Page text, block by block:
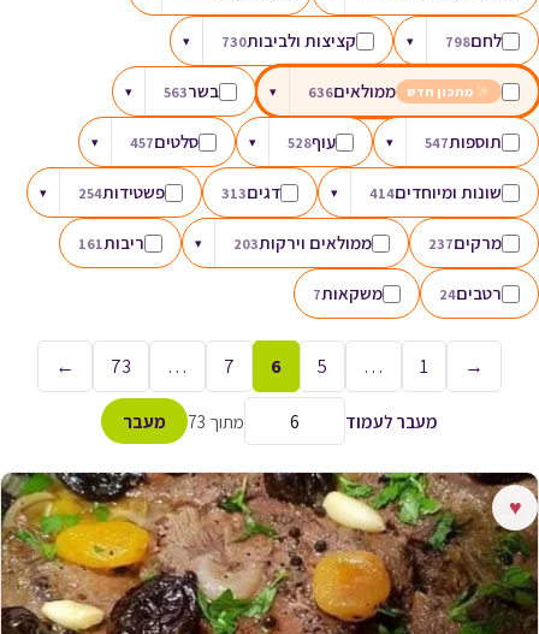
לחם798
▾ קציצות ולביבות730
▾
מתכון חדש ממולאים636
▾ בשר563
▾
תוספות547
▾ עוף528
▾ סלטים457
▾
שונות ומיוחדים414
▾ דגים313 פשטידות254
▾
מרקים237 ממולאים וירקות203
▾ ריבות161
רטבים24 משקאות7
→
1
…
5
6
7
…
73
←
מעבר לעמוד מתוך 73 מעבר
♥